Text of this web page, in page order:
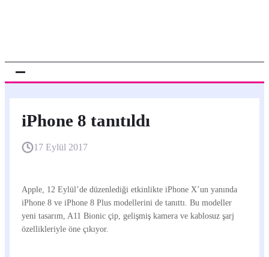
iPhone 8 tanıtıldı
17 Eylül 2017
Apple, 12 Eylül’de düzenlediği etkinlikte iPhone X’un yanında
iPhone 8 ve iPhone 8 Plus modellerini de tanıttı. Bu modeller
yeni tasarım, A11 Bionic çip, gelişmiş kamera ve kablosuz şarj
özellikleriyle öne çıkıyor.